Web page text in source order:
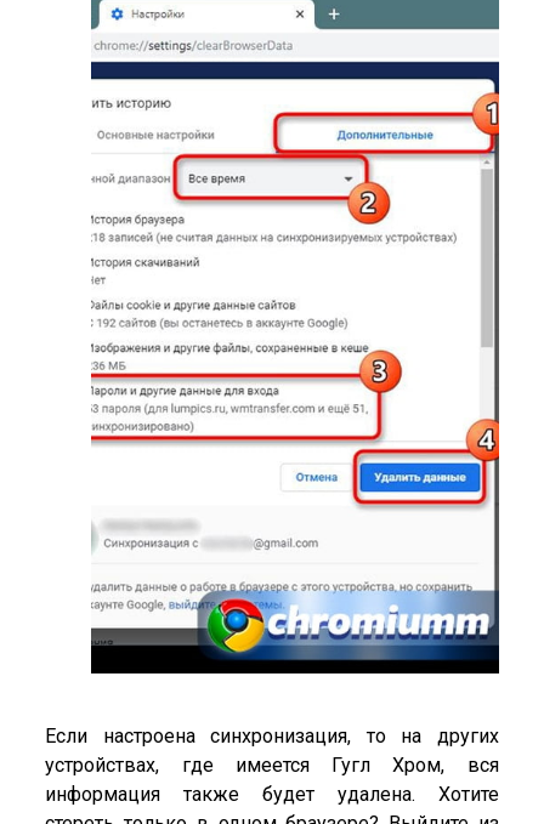
Если настроена синхронизация, то на других
устройствах, где имеется Гугл Хром, вся
информация также будет удалена. Хотите